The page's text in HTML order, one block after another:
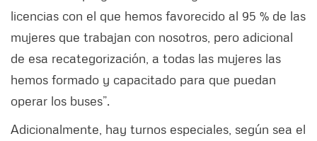
licencias con el que hemos favorecido al 95 % de las
mujeres que trabajan con nosotros, pero adicional
de esa recategorización, a todas las mujeres las
hemos formado y capacitado para que puedan
operar los buses”.
Adicionalmente, hay turnos especiales, según sea el